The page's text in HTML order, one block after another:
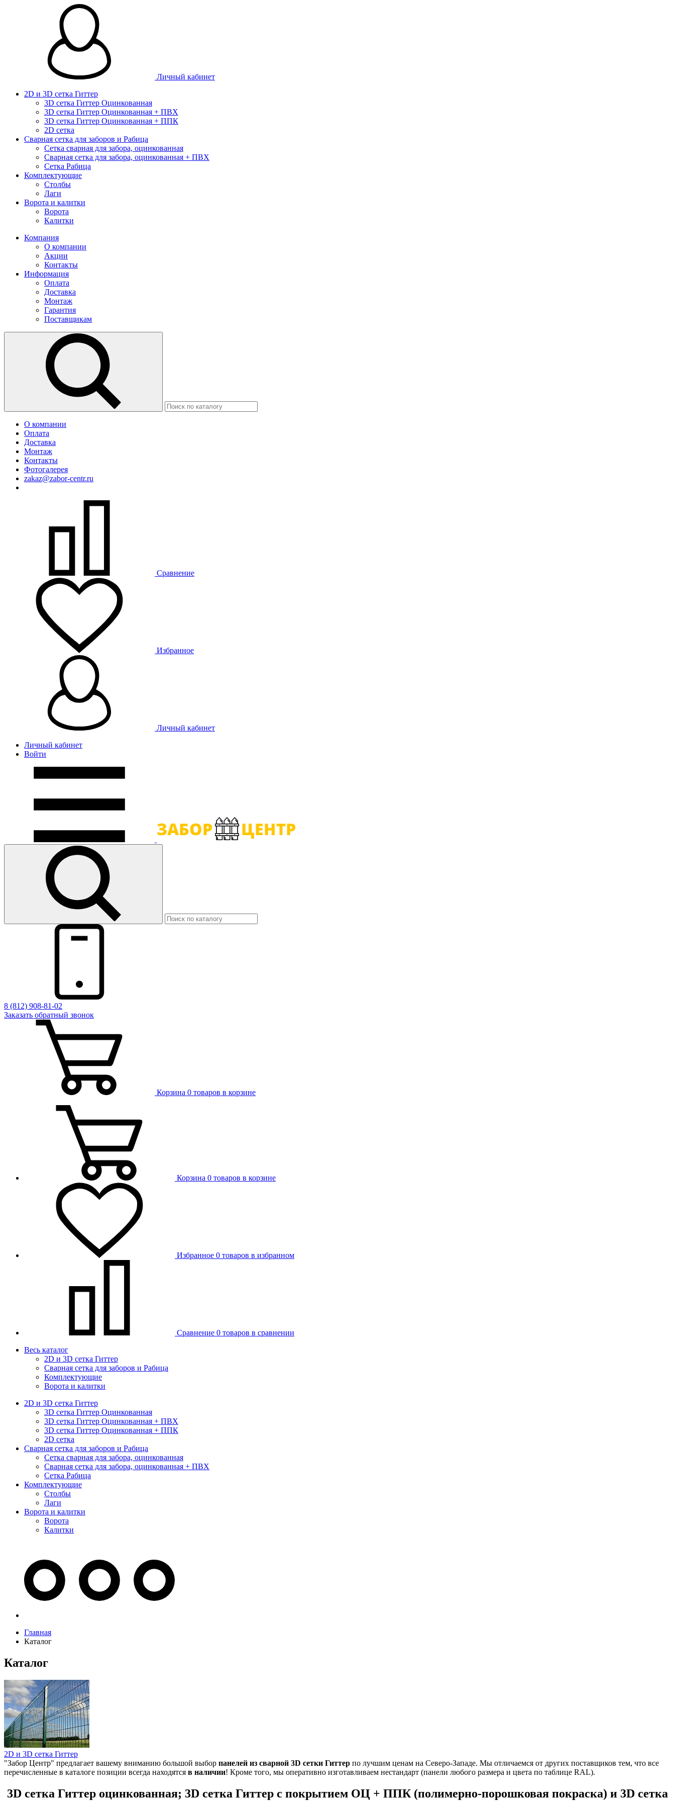
Личный кабинет
2D и 3D сетка Гиттер
3D сетка Гиттер Оцинкованная
3D сетка Гиттер Оцинкованная + ПВХ
3D сетка Гиттер Оцинкованная + ППК
2D сетка
Сварная сетка для заборов и Рабица
Сетка сварная для забора, оцинкованная
Сварная сетка для забора, оцинкованная + ПВХ
Сетка Рабица
Комплектующие
Столбы
Лаги
Ворота и калитки
Ворота
Калитки
Компания
О компании
Акции
Контакты
Информация
Оплата
Доставка
Монтаж
Гарантия
Поставщикам
О компании
Оплата
Доставка
Монтаж
Контакты
Фотогалерея
zakaz@zabor-centr.ru
Сравнение
Избранное
Личный кабинет
Личный кабинет
Войти
8 (812) 908-81-02
Заказать обратный звонок
Корзина 0 товаров в корзине
Корзина 0 товаров в корзине
Избранное 0 товаров в избранном
Сравнение 0 товаров в сравнении
Весь каталог
2D и 3D сетка Гиттер
Сварная сетка для заборов и Рабица
Комплектующие
Ворота и калитки
2D и 3D сетка Гиттер
3D сетка Гиттер Оцинкованная
3D сетка Гиттер Оцинкованная + ПВХ
3D сетка Гиттер Оцинкованная + ППК
2D сетка
Сварная сетка для заборов и Рабица
Сетка сварная для забора, оцинкованная
Сварная сетка для забора, оцинкованная + ПВХ
Сетка Рабица
Комплектующие
Столбы
Лаги
Ворота и калитки
Ворота
Калитки
Главная
Каталог
Каталог
2D и 3D сетка Гиттер
"Забор Центр" предлагает вашему вниманию большой выбор панелей из сварной 3D сетки Гиттер по лучшим ценам на Северо-Западе. Мы отличаемся от других поставщиков тем, что все
перечисленные в каталоге позиции всегда находятся в наличии! Кроме того, мы оперативно изготавливаем нестандарт (панели любого размера и цвета по таблице RAL).
3D сетка Гиттер оцинкованная; 3D сетка Гиттер с покрытием ОЦ + ППК (полимерно-порошковая покраска) и 3D сетка